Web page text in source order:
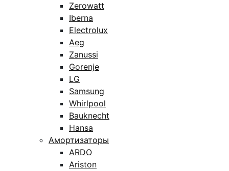
Zerowatt
Iberna
Electrolux
Aeg
Zanussi
Gorenje
LG
Samsung
Whirlpool
Bauknecht
Hansa
Амортизаторы
ARDO
Ariston